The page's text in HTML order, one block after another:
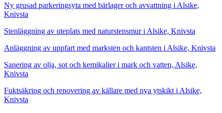
Ny grusad parkeringsyta med bärlager och avvattning i Alsike,
Knivsta
Stenläggning av uteplats med naturstensmur i Alsike, Knivsta
Anläggning av uppfart med marksten och kantsten i Alsike, Knivsta
Sanering av olja, sot och kemikalier i mark och vatten, Alsike,
Knivsta
Fuktsäkring och renovering av källare med nya ytskikt i Alsike,
Knivsta